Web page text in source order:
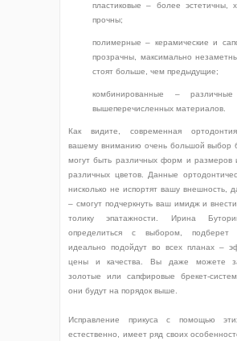
пластиковые – более эстетичны,
прочны;
полимерные – керамические и
прозрачны, максимально
стоят больше, чем предыдущие;
комбинированные – различные
вышеперечисленных материалов.
Как видите, современная
вашему вниманию очень большой выбор
могут быть различных форм и размеров
различных цветов. Данные
нисколько не испортят вашу внешность,
– смогут подчеркнуть ваш имидж и
толику эпатажности. Ирина
определиться с выбором, подберет
идеально подойдут во всех планах –
цены и качества. Вы даже можете
золотые или сапфировые брекет-
они будут на порядок выше.
Исправление прикуса с помощью
естественно, имеет ряд своих